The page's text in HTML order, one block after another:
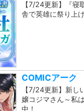
【7/24更新】『寝
舎で英雄に祭り上
COMICアーク
【7/24更新】新し
嬢コジマさん～私
中！